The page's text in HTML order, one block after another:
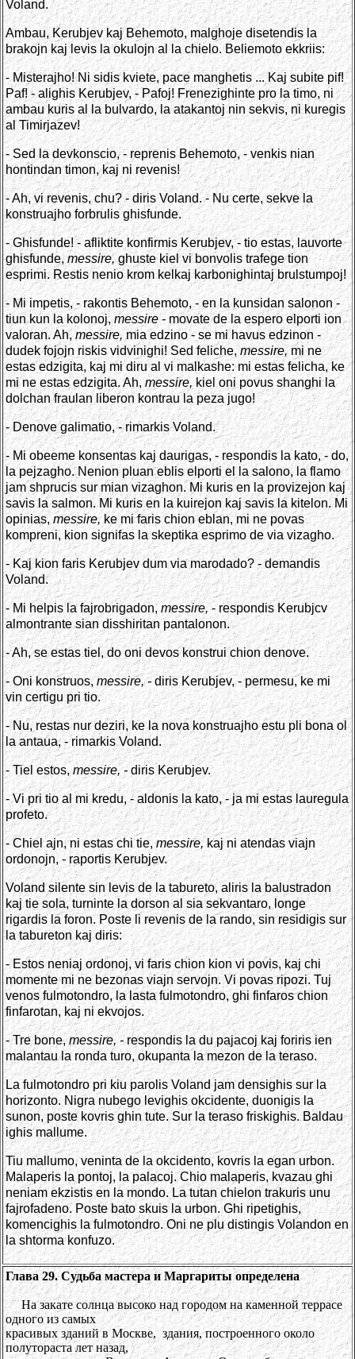
Voland.
Ambau, Kerubjev kaj Behemoto, malghoje disetendis la
brakojn kaj levis la okulojn al la chielo. Beliemoto ekkriis:
- Misterajho! Ni sidis kviete, pace manghetis ... Kaj subite pif!
Paf! - alighis Kerubjev, - Pafoj! Frenezighinte pro la timo, ni
ambau kuris al la bulvardo, la atakantoj nin sekvis, ni kuregis
al Timirjazev!
- Sed la devkonscio, - reprenis Behemoto, - venkis nian
hontindan timon, kaj ni revenis!
- Ah, vi revenis, chu? - diris Voland. - Nu certe, sekve la
konstruajho forbrulis ghisfunde.
- Ghisfunde! - afliktite konfirmis Kerubjev, - tio estas, lauvorte
ghisfunde,messire,ghuste kiel vi bonvolis trafege tion
esprimi. Restis nenio krom kelkaj karbonighintaj brulstumpoj!
- Mi impetis, - rakontis Behemoto, - en la kunsidan salonon -
tiun kun la kolonoj,messire - movate de la espero elporti ion
valoran. Ah,messire, mia edzino - se mi havus edzinon -
dudek fojojn riskis vidvinighi! Sed feliche,messire,mi ne
estas edzigita, kaj mi diru al vi malkashe: mi estas felicha, ke
mi ne estas edzigita. Ah,messire, kiel oni povus shanghi la
dolchan fraulan liberon kontrau la peza jugo!
- Denove galimatio, - rimarkis Voland.
- Mi obeeme konsentas kaj daurigas, - respondis la kato, - do,
la pejzagho. Nenion pluan eblis elporti el la salono, la flamo
jam shprucis sur mian vizaghon. Mi kuris en la provizejon kaj
savis la salmon. Mi kuris en la kuirejon kaj savis la kitelon. Mi
opinias,messire, ke mi faris chion eblan, mi ne povas
kompreni, kion signifas la skeptika esprimo de via vizagho.
- Kaj kion faris Kerubjev dum via marodado? - demandis
Voland.
- Mi helpis la fajrobrigadon, messire,- respondis Kerubjcv
almontrante sian disshiritan pantalonon.
- Ah, se estas tiel, do oni devos konstrui chion denove.
- Oni konstruos,messire, -diris Kerubjev, - permesu, ke mi
vin certigu pri tio.
- Nu, restas nur deziri, ke la nova konstruajho estu pli bona ol
la antaua, - rimarkis Voland.
- Tiel estos,messire, - diris Kerubjev.
- Vi pri tio al mi kredu, - aldonis la kato, - ja mi estas lauregula
profeto.
- Chiel ajn, ni estas chi tie,messire, kaj ni atendas viajn
ordonojn, - raportis Kerubjev.
Voland silente sin levis de la tabureto, aliris la balustradon
kaj tie sola, turninte la dorson al sia sekvantaro, longe
rigardis la foron. Poste li revenis de la rando, sin residigis sur
la tabureton kaj diris:
- Estos neniaj ordonoj, vi faris chion kion vi povis, kaj chi
momente mi ne bezonas viajn servojn. Vi povas ripozi. Tuj
venos fulmotondro, la lasta fulmotondro, ghi finfaros chion
finfarotan, kaj ni ekvojos.
- Tre bone,messire, -respondis la du pajacoj kaj foriris ien
malantau la ronda turo, okupanta la mezon de la teraso.
La fulmotondro pri kiu parolis Voland jam densighis sur la
horizonto. Nigra nubego levighis okcidente, duonigis la
sunon, poste kovris ghin tute. Sur la teraso friskighis. Baldau
ighis mallume.
Tiu mallumo, veninta de la okcidento, kovris la egan urbon.
Malaperis la pontoj, la palacoj. Chio malaperis, kvazau ghi
neniam ekzistis en la mondo. La tutan chielon trakuris unu
fajrofadeno. Poste bato skuis la urbon. Ghi ripetighis,
komencighis la fulmotondro. Oni ne plu distingis Volandon en
la shtorma konfuzo.
Глава 29. Судьба мастера и Маргариты определена
На закате солнца высоко над городом на каменной террасе
одного из самых
красивых зданий в Москве, здания, построенного около
полутораста лет назад,